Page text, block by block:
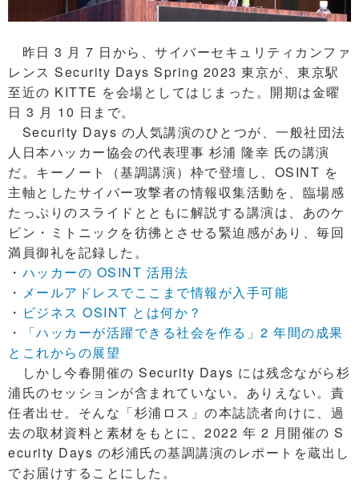
昨日 3 月 7 日から、サイバーセキュリティカンファ
レンス Security Days Spring 2023 東京が、東京駅
至近の KITTE を会場としてはじまった。開期は金曜
日 3 月 10 日まで。
Security Days の人気講演のひとつが、一般社団法
人日本ハッカー協会の代表理事 杉浦 隆幸 氏の講演
だ。キーノート（基調講演）枠で登壇し、OSINT を
主軸としたサイバー攻撃者の情報収集活動を、臨場感
たっぷりのスライドとともに解説する講演は、あのケ
ビン・ミトニックを彷彿とさせる緊迫感があり、毎回
満員御礼を記録した。
・ ハッカーの OSINT 活用法
・ メールアドレスでここまで情報が入手可能
・ ビジネス OSINT とは何か？
・
「ハッカーが活躍できる社会を作る」2 年間の成果
とこれからの展望
しかし今春開催の Security Days には残念ながら杉
浦氏のセッションが含まれていない。ありえない。責
任者出せ。そんな「杉浦ロス」の本誌読者向けに、過
去の取材資料と素材をもとに、2022 年 2 月開催の S
ecurity Days の杉浦氏の基調講演のレポートを蔵出し
でお届けすることにした。